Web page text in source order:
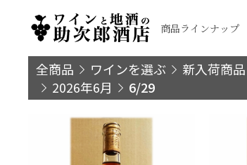
商品ラインナップ
全商品 ワインを選ぶ
新入荷商品
2026年6月
6/29